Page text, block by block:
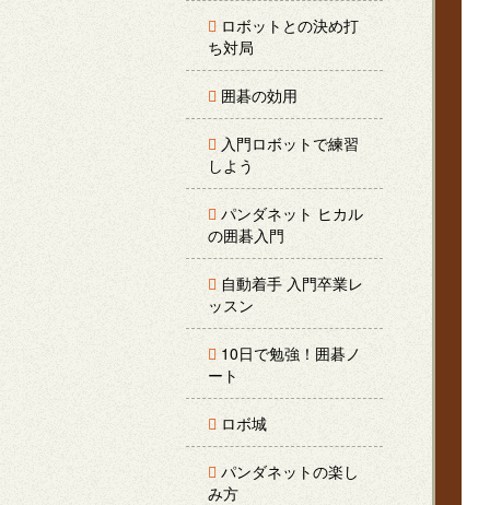
ロボットとの決め打
ち対局
囲碁の効用
入門ロボットで練習
しよう
パンダネット ヒカル
の囲碁入門
自動着手 入門卒業レ
ッスン
10日で勉強！囲碁ノ
ート
ロボ城
パンダネットの楽し
み方